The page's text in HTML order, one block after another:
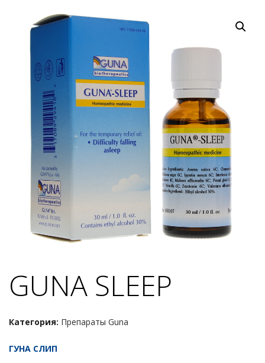
GUNA SLEEP
Категория: Препараты Guna
ГУНА СЛИП